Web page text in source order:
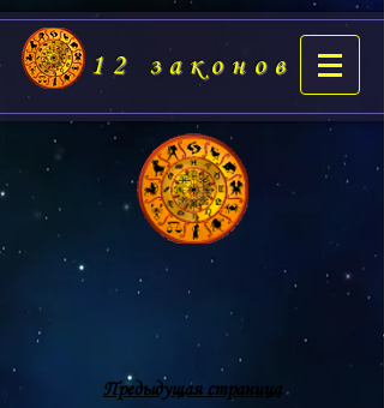
12 законов
Предыдущая страница